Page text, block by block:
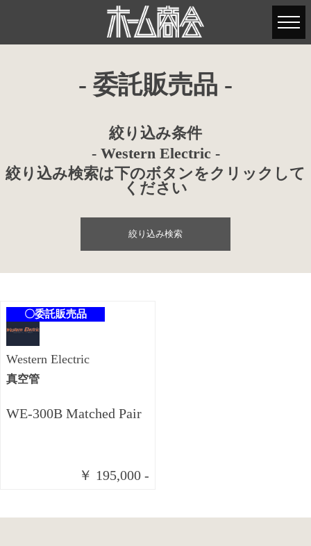
- 委託販売品 -
絞り込み条件
- Western Electric -
絞り込み検索は下のボタンをクリックして
ください
絞り込み検索
Western Electric
真空管
WE-300B Matched Pair
〇委託販売品
￥ 195,000 -